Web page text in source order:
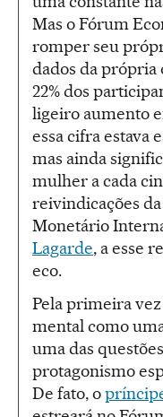
Mas o Fórum
romper seu
dados da própria
22% dos
ligeiro aumento
essa cifra estava
mas ainda
mulher a cada
reivindicações
Monetário
Lagarde, a esse
eco.
Pela primeira
mental como
uma das
protagonismo
De fato, o